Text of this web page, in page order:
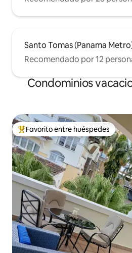
Santo Tomas (Panama
Recomendado por 12
Condominios
Favorito entre huéspedes
Favorito entre huéspedes